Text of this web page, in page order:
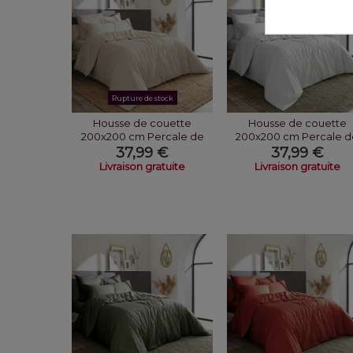
Rupture de stock
Housse de couette
200x200 cm Percale de
Coton Sable
37,99 €
Livraison gratuite
Housse de couette
200x200 cm Percale
Coton Neige
37,99 €
Livraison gratuite